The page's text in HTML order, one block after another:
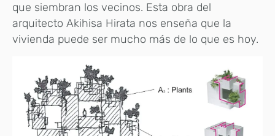
que siembran los vecinos. Esta obra del
arquitecto Akihisa Hirata nos enseña que la
vivienda puede ser mucho más de lo que es hoy.